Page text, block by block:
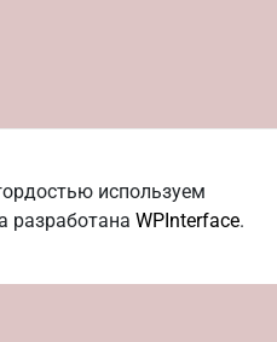
используем
разработана WPInterface.